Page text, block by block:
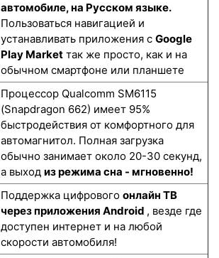
автомобиле, на Русском языке.
Пользоваться навигацией и
устанавливать приложения с Google
Play Market так же просто, как и на
обычном смартфоне или планшете
Процессор Qualcomm SM6115
(Snapdragon 662) имеет 95%
быстродействия от комфортного для
автомагнитол. Полная загрузка
обычно занимает около 20-30 секунд,
а выход из режима сна - мгновенно!
Поддержка цифрового онлайн ТВ
через приложения Android , везде где
доступен интернет и на любой
скорости автомобиля!